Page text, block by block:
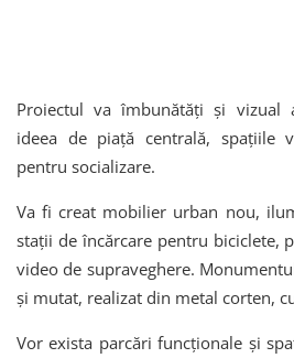
Proiectul va îmbunătăți și vizual
ideea de piață centrală, spațiile
pentru socializare.
Va fi creat mobilier urban nou,
stații de încărcare pentru biciclete,
video de supraveghere.
și mutat, realizat din metal corten,
Vor exista parcări funcționale și